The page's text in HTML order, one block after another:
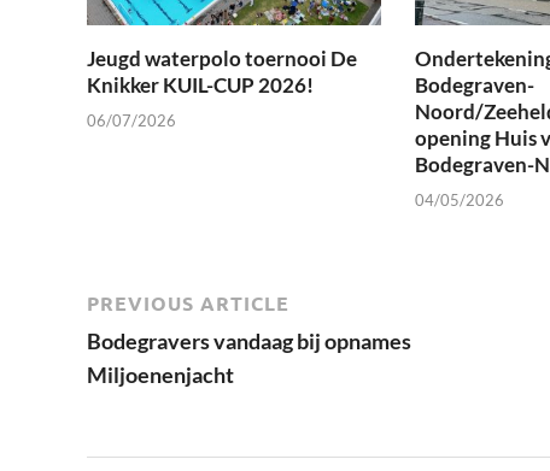
Jeugd waterpolo toernooi De
Knikker KUIL-CUP 2026!
06/07/2026
Bodegraven-
Noord/
opening Huis
Bodegraven-
04/05/2026
PREVIOUS ARTICLE
Bodegravers vandaag bij opnames
Miljoenenjacht